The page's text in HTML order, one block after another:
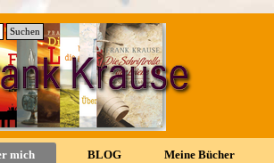
Suchen
mich ▼
BLOG ▼
Meine Bücher